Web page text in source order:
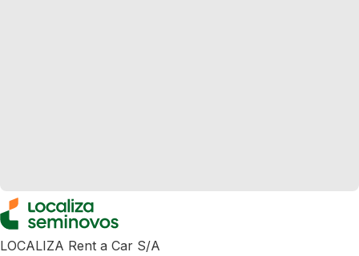
LOCALIZA Rent a Car S/A